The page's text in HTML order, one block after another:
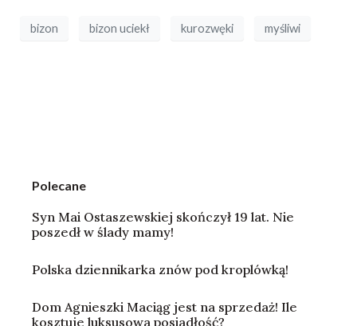
bizon bizon uciekł kurozwęki myśliwi
Polecane
Syn Mai Ostaszewskiej skończył 19 lat. Nie
poszedł w ślady mamy!
Polska dziennikarka znów pod kroplówką!
Dom Agnieszki Maciąg jest na sprzedaż! Ile
kosztuje luksusowa posiadłość?